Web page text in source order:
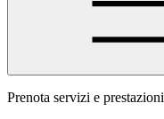
Prenota servizi e prestazioni